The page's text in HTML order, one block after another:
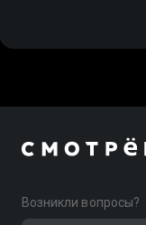
Возникли вопросы?